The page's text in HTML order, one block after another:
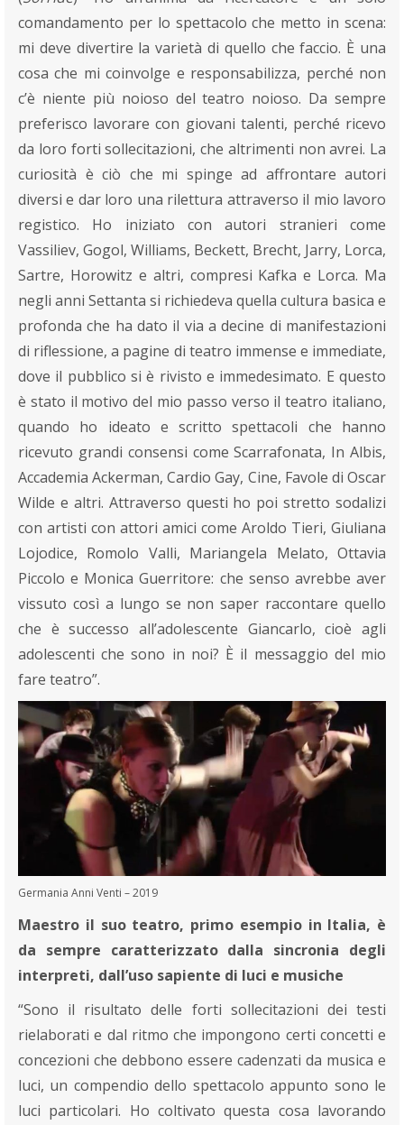
comandamento per lo spettacolo che metto in scena:
mi deve divertire la varietà di quello che faccio. È una
cosa che mi coinvolge e responsabilizza, perché non
c’è niente più noioso del teatro noioso. Da sempre
preferisco lavorare con giovani talenti, perché ricevo
da loro forti sollecitazioni, che altrimenti non avrei. La
curiosità è ciò che mi spinge ad affrontare autori
diversi e dar loro una rilettura attraverso il mio lavoro
registico. Ho iniziato con autori stranieri come
Vassiliev, Gogol, Williams, Beckett, Brecht, Jarry, Lorca,
Sartre, Horowitz e altri, compresi Kafka e Lorca. Ma
negli anni Settanta si richiedeva quella cultura basica e
profonda che ha dato il via a decine di manifestazioni
di riflessione, a pagine di teatro immense e immediate,
dove il pubblico si è rivisto e immedesimato. E questo
è stato il motivo del mio passo verso il teatro italiano,
quando ho ideato e scritto spettacoli che hanno
ricevuto grandi consensi come Scarrafonata, In Albis,
Accademia Ackerman, Cardio Gay, Cine, Favole di Oscar
Wilde e altri. Attraverso questi ho poi stretto sodalizi
con artisti con attori amici come Aroldo Tieri, Giuliana
Lojodice, Romolo Valli, Mariangela Melato, Ottavia
Piccolo e Monica Guerritore: che senso avrebbe aver
vissuto così a lungo se non saper raccontare quello
che è successo all’adolescente Giancarlo, cioè agli
adolescenti che sono in noi? È il messaggio del mio
fare teatro”.
Germania Anni Venti – 2019
Maestro il suo teatro, primo esempio in Italia, è
da sempre caratterizzato dalla sincronia degli
interpreti, dall’uso sapiente di luci e musiche
“Sono il risultato delle forti sollecitazioni dei testi
rielaborati e dal ritmo che impongono certi concetti e
concezioni che debbono essere cadenzati da musica e
luci, un compendio dello spettacolo appunto sono le
luci particolari. Ho coltivato questa cosa lavorando